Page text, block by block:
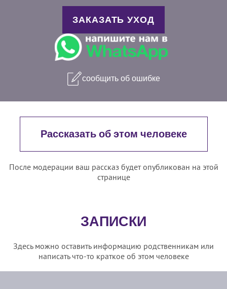
ЗАКАЗАТЬ УХОД
сообщить об ошибке
Рассказать об этом человеке
После модерации ваш рассказ будет опубликован на этой
странице
ЗАПИСКИ
Здесь можно оставить информацию родственникам или
написать что-то краткое об этом человеке